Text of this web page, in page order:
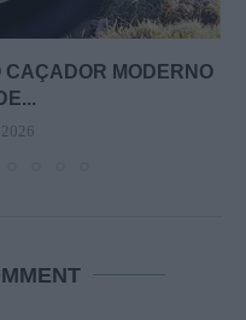
CAÇADOR MODERNO